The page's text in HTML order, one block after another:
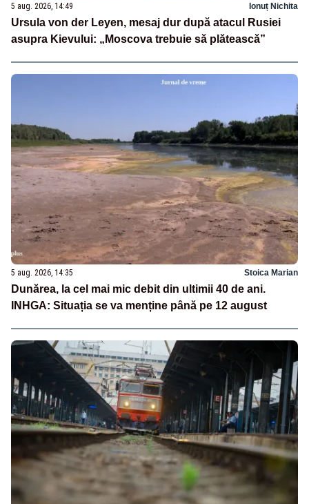
5 aug. 2026, 14:49 Ionuț Nichita
Ursula von der Leyen, mesaj dur după atacul Rusiei
asupra Kievului: „Moscova trebuie să plătească”
5 aug. 2026, 14:35 Stoica Marian
Dunărea, la cel mai mic debit din ultimii 40 de ani.
INHGA: Situația se va menține până pe 12 august